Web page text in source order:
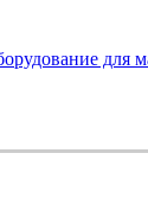
для